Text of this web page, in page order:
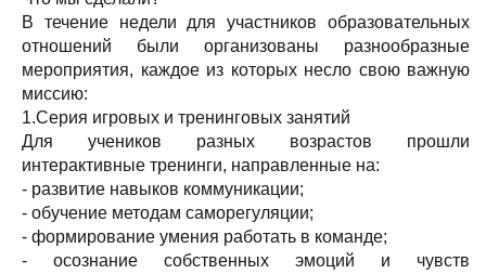
В течение недели для участников образовательных
отношений были организованы разнообразные
мероприятия, каждое из которых несло свою важную
миссию:
1.Серия игровых и тренинговых занятий
Для учеников разных возрастов прошли
интерактивные тренинги, направленные на:
- развитие навыков коммуникации;
- обучение методам саморегуляции;
- формирование умения работать в команде;
- осознание собственных эмоций и чувств